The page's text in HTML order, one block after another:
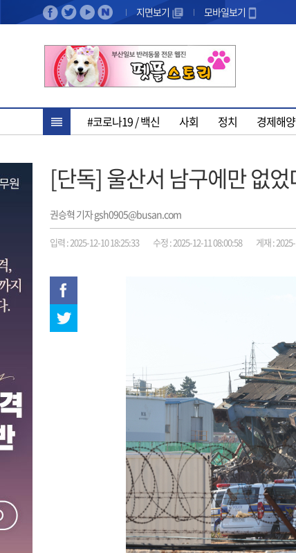
지면보기 모바일보기
#코로나19 / 백신 사회 정치 경제해양
[단독] 울산서 남구에만 없
권승혁 기자 gsh0905@busan.com
입력 : 2025-12-10 18:25:33 수정 : 2025-12-11 08:00:58 게재 :